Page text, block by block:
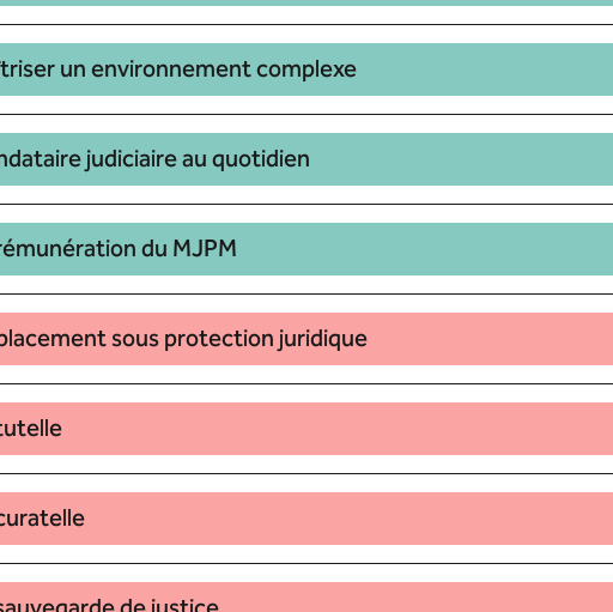
un environnement complexe
judiciaire au quotidien
du MJPM
sous protection juridique